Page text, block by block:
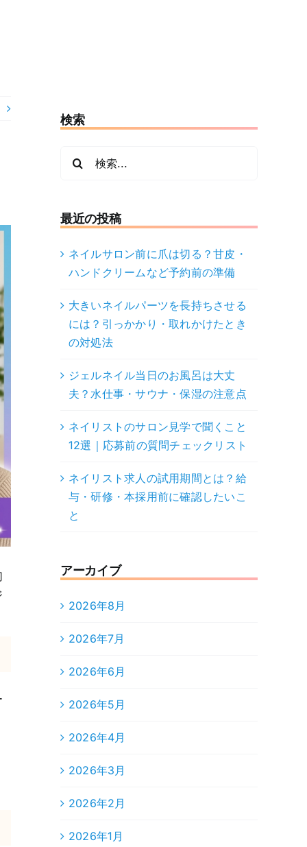
検索
最近の投稿
ネイルサロン前に爪は切る？甘皮・
ハンドクリームなど予約前の準備
大きいネイルパーツを長持ちさせる
には？引っかかり・取れかけたとき
の対処法
ジェルネイル当日のお風呂は大丈
夫？水仕事・サウナ・保湿の注意点
ネイリストのサロン見学で聞くこと
12選｜応募前の質問チェックリスト
ネイリスト求人の試用期間とは？給
与・研修・本採用前に確認したいこ
と
アーカイブ
2026年8月
2026年7月
2026年6月
2026年5月
2026年4月
2026年3月
2026年2月
2026年1月